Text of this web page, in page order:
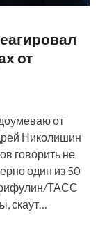
от
от
Николишин
говорить не
один из 50
ТАСС
скаут…